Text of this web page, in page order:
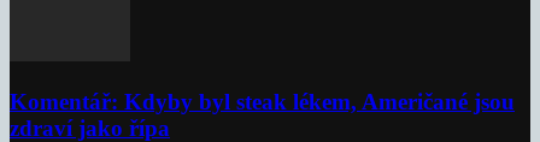
Komentář: Kdyby byl steak lékem, Američané jsou
zdraví jako řípa